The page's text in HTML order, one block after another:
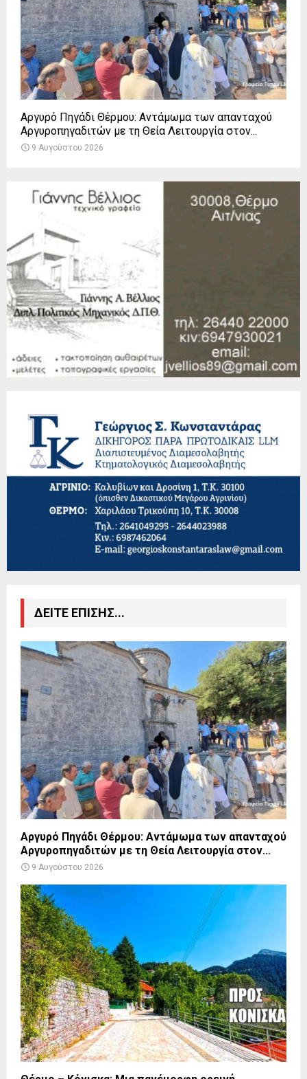
Αργυρό Πηγάδι Θέρμου: Αντάμωμα των απανταχού
Αργυροπηγαδιτών με τη Θεία Λειτουργία στον...
9 Αυγούστου 2026
ΔΕΙΤΕ ΕΠΙΣΗΣ...
Αργυρό Πηγάδι Θέρμου: Αντάμωμα των απανταχού
Αργυροπηγαδιτών με τη Θεία Λειτουργία στον...
9 Αυγούστου 2026